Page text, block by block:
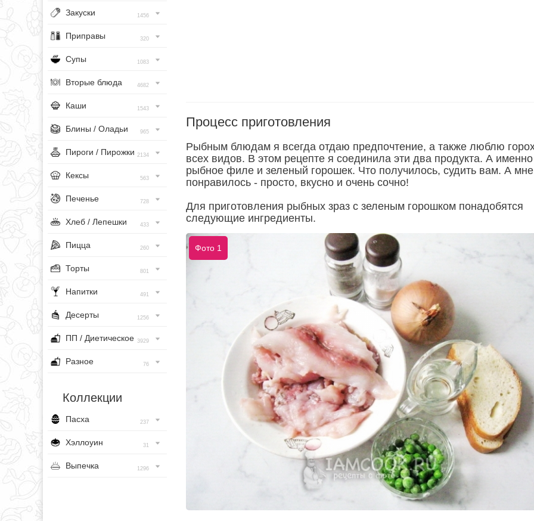
Закуски 1456
Приправы 320
Супы 1083
Вторые блюда 4682
Каши 1543
Блины / Оладьи 965
Пироги / Пирожки 2134
Кексы 563
Печенье 728
Хлеб / Лепешки 433
Пицца 260
Торты 801
Напитки 491
Десерты 1256
ПП / Диетическое 3929
Разное 76
Коллекции
Пасха 237
Хэллоуин 31
Выпечка 1296
Процесс приготовления
Рыбным блюдам я всегда отдаю предпочтение, а также люблю
всех видов. В этом рецепте я соединила эти два продукта. А именно
рыбное филе и зеленый горошек. Что получилось, судить вам. А мне
понравилось - просто, вкусно и очень сочно!
Для приготовления рыбных зраз с зеленым горошком понадобятся
следующие ингредиенты.
Фото 1